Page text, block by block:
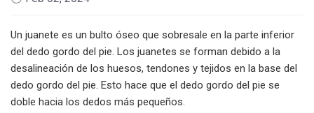
Un juanete es un bulto óseo que sobresale en la parte inferior
del dedo gordo del pie. Los juanetes se forman debido a la
desalineación de los huesos, tendones y tejidos en la base del
dedo gordo del pie. Esto hace que el dedo gordo del pie se
doble hacia los dedos más pequeños.